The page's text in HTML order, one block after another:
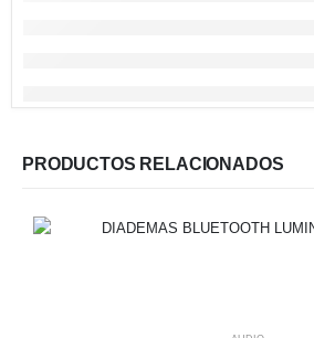
PRODUCTOS RELACIONADOS